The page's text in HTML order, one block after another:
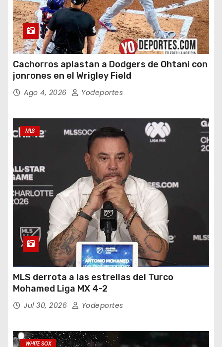
Cachorros aplastan a Dodgers de Ohtani con
jonrones en el Wrigley Field
Ago 4, 2026 Yodeportes
MLS
MLS derrota a las estrellas del Turco
Mohamed Liga MX 4-2
Jul 30, 2026 Yodeportes
WHITE SOX